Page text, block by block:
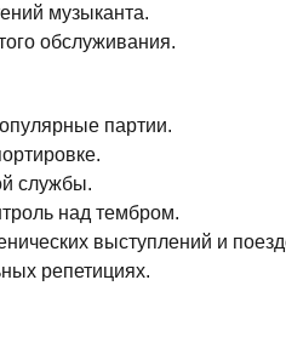
музыканта.
обслуживания.
партии.
службы.
над тембром.
выступлений и
репетициях.